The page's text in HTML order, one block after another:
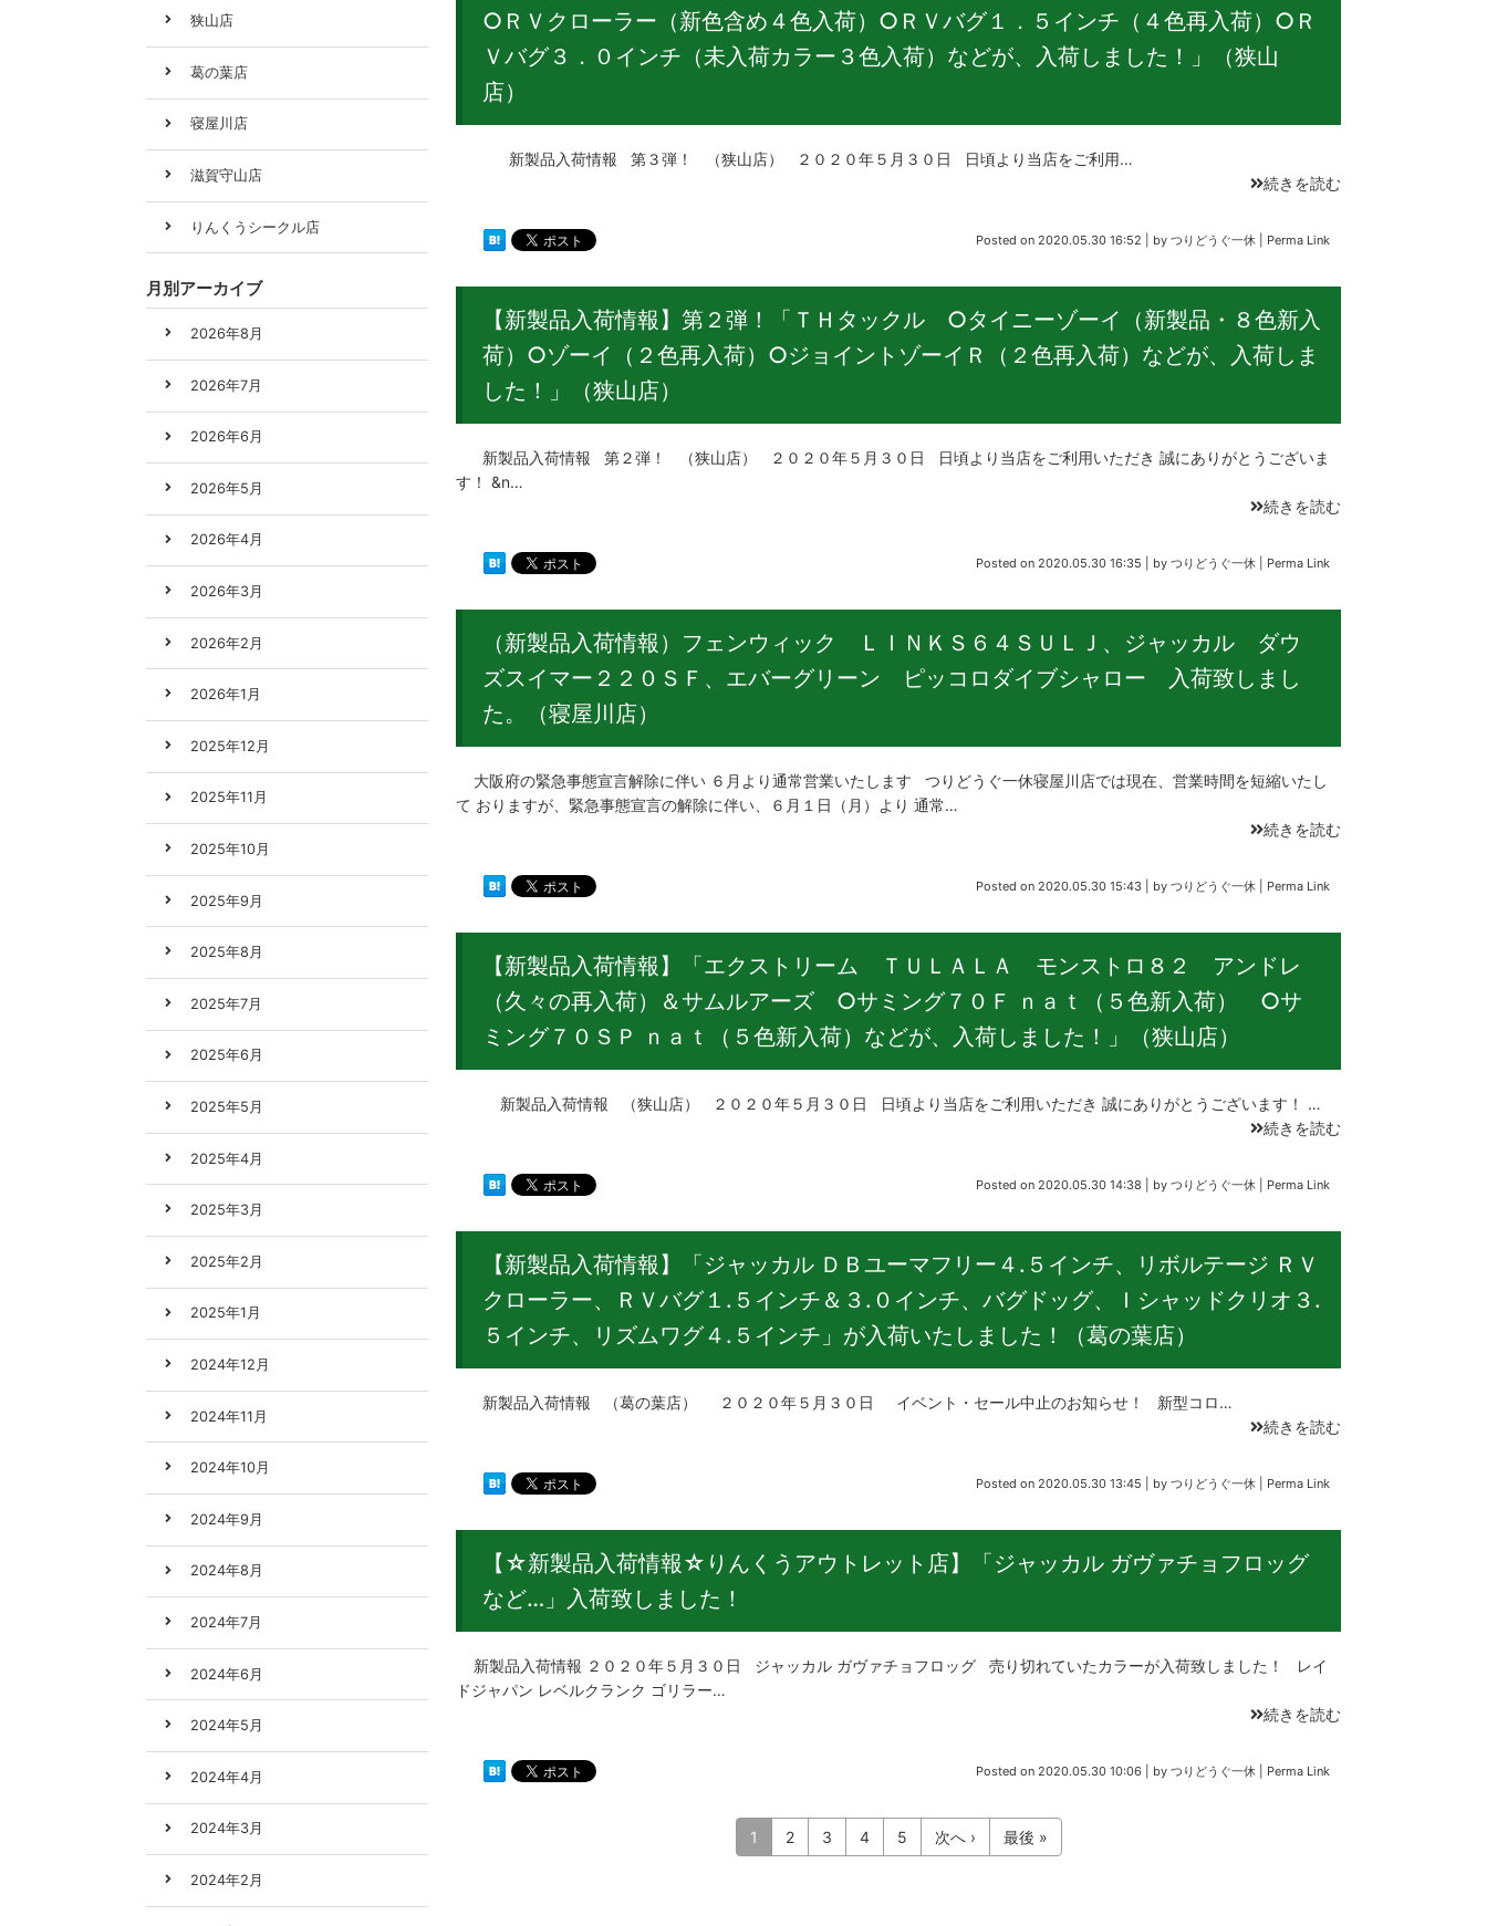
○ＲＶクローラー（新色含め４色入荷）○ＲＶバグ１．５インチ（４色再入荷）○Ｒ
Ｖバグ３．０インチ（未入荷カラー３色入荷）などが、入荷しました！」（狭山
店）
新製品入荷情報 第３弾！ （狭山店） ２０２０年５月３０日 日頃より当店をご利用…
続きを読む
Posted on 2020.05.30 16:52 by つりどうぐ一休 Perma Link
【新製品入荷情報】第２弾！「ＴＨタックル ○タイニーゾーイ（新製品・８色新入
荷）○ゾーイ（２色再入荷）○ジョイントゾーイＲ（２色再入荷）などが、入荷しま
した！」（狭山店）
新製品入荷情報 第２弾！ （狭山店） ２０２０年５月３０日 日頃より当店をご利用いただき 誠にありがとうございま
す！ &n…
続きを読む
Posted on 2020.05.30 16:35 by つりどうぐ一休 Perma Link
（新製品入荷情報）フェンウィック ＬＩＮＫＳ６４ＳＵＬＪ、ジャッカル ダウ
ズスイマー２２０ＳＦ、エバーグリーン ピッコロダイブシャロー 入荷致しまし
た。（寝屋川店）
大阪府の緊急事態宣言解除に伴い ６月より通常営業いたします つりどうぐ一休寝屋川店では現在、営業時間を短縮いたし
て おりますが、緊急事態宣言の解除に伴い、６月１日（月）より 通常…
続きを読む
Posted on 2020.05.30 15:43 by つりどうぐ一休 Perma Link
【新製品入荷情報】「エクストリーム ＴＵＬＡＬＡ モンストロ８２ アンドレ
（久々の再入荷）＆サムルアーズ ○サミング７０Ｆ ｎａｔ（５色新入荷） ○サ
ミング７０ＳＰ ｎａｔ（５色新入荷）などが、入荷しました！」（狭山店）
新製品入荷情報 （狭山店） ２０２０年５月３０日 日頃より当店をご利用いただき 誠にありがとうございます！ …
続きを読む
Posted on 2020.05.30 14:38 by つりどうぐ一休 Perma Link
【新製品入荷情報】「ジャッカル ＤＢユーマフリー４.５インチ、リボルテージ ＲＶ
クローラー、ＲＶバグ１.５インチ＆３.０インチ、バグドッグ、Ｉシャッドクリオ３.
５インチ、リズムワグ４.５インチ」が入荷いたしました！（葛の葉店）
新製品入荷情報 （葛の葉店） ２０２０年５月３０日 イベント・セール中止のお知らせ！ 新型コロ…
続きを読む
Posted on 2020.05.30 13:45 by つりどうぐ一休 Perma Link
【☆新製品入荷情報☆りんくうアウトレット店】「ジャッカル ガヴァチョフロッグ
など…」入荷致しました！
新製品入荷情報 ２０２０年５月３０日 ジャッカル ガヴァチョフロッグ 売り切れていたカラーが入荷致しました！ レイ
ドジャパン レベルクランク ゴリラー…
続きを読む
Posted on 2020.05.30 10:06 by つりどうぐ一休 Perma Link
1 2 3 4 5 次へ › 最後 »
狭山店
葛の葉店
寝屋川店
滋賀守山店
りんくうシークル店
月別アーカイブ
2026年8月
2026年7月
2026年6月
2026年5月
2026年4月
2026年3月
2026年2月
2026年1月
2025年12月
2025年11月
2025年10月
2025年9月
2025年8月
2025年7月
2025年6月
2025年5月
2025年4月
2025年3月
2025年2月
2025年1月
2024年12月
2024年11月
2024年10月
2024年9月
2024年8月
2024年7月
2024年6月
2024年5月
2024年4月
2024年3月
2024年2月